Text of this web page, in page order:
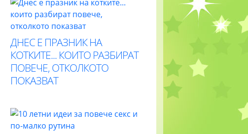
ДНЕС Е ПРАЗНИК НА
КОТКИТЕ... КОИТО РАЗБИРАТ
ПОВЕЧЕ, ОТКОЛКОТО
ПОКАЗВАТ